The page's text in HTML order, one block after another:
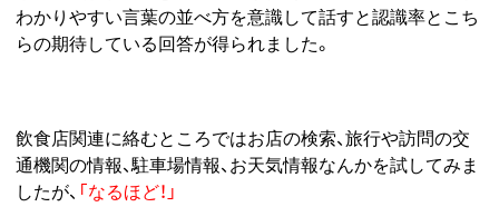
わかりやすい言葉の並べ方を意識して話すと認識率とこち
らの期待している回答が得られました。
飲食店関連に絡むところではお店の検索、旅行や訪問の交
通機関の情報、駐車場情報、お天気情報なんかを試してみま
したが、 「なるほど！」